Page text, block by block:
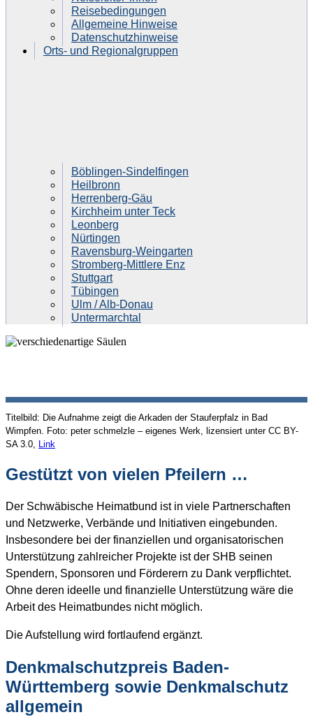
Reisebedingungen
Allgemeine Hinweise
Datenschutzhinweise
Orts- und Regionalgruppen
Böblingen-Sindelfingen
Heilbronn
Herrenberg-Gäu
Kirchheim unter Teck
Leonberg
Nürtingen
Ravensburg-Weingarten
Stromberg-Mittlere Enz
Stuttgart
Tübingen
Ulm / Alb-Donau
Untermarchtal
DIE PARTNER DES
SCHWÄBISCHEN HEIMATBUNDES
Titelbild: Die Aufnahme zeigt die Arkaden der Stauferpfalz in Bad
Wimpfen. Foto: peter schmelzle – eigenes Werk, lizensiert unter CC BY-
SA 3.0, Link
Gestützt von vielen Pfeilern …
Der Schwäbische Heimatbund ist in viele Partnerschaften
und Netzwerke, Verbände und Initiativen eingebunden.
Insbesondere bei der finanziellen und organisatorischen
Unterstützung zahlreicher Projekte ist der SHB seinen
Spendern, Sponsoren und Förderern zu Dank verpflichtet.
Ohne deren ideelle und finanzielle Unterstützung wäre die
Arbeit des Heimatbundes nicht möglich.
Die Aufstellung wird fortlaufend ergänzt.
Denkmalschutzpreis Baden-
Württemberg sowie Denkmalschutz
allgemein